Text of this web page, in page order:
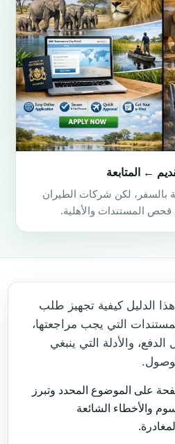
← المتابعة
بالسفر، لكن شركات الطيران
المستندات والأهلية.
الدليل كيفية تجهيز طلب
التي يجب مراجعتها،
والأدلة التي ينبغي
على الموضوع المحدد وتبرز
والأخطاء الشائعة